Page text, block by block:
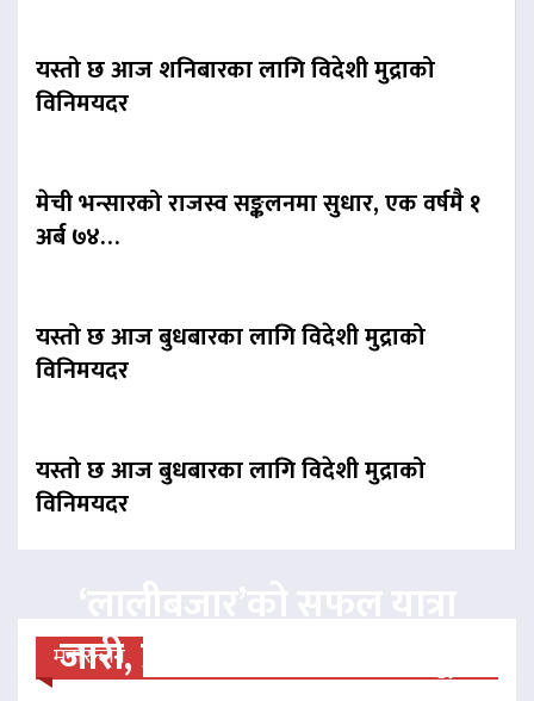
यस्तो छ आज शनिबारका लागि विदेशी मुद्राको
विनिमयदर
मेची भन्सारको राजस्व सङ्कलनमा सुधार, एक वर्षमै १
अर्ब ७४…
यस्तो छ आज बुधबारका लागि विदेशी मुद्राको
विनिमयदर
यस्तो छ आज बुधबारका लागि विदेशी मुद्राको
विनिमयदर
मनोरन्जन
जारी, प्रदर्शनको ५१औँ दिन पूरा